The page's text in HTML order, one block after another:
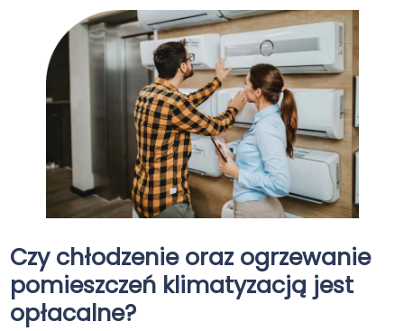
Czy chłodzenie oraz ogrzewanie
pomieszczeń klimatyzacją jest
opłacalne?